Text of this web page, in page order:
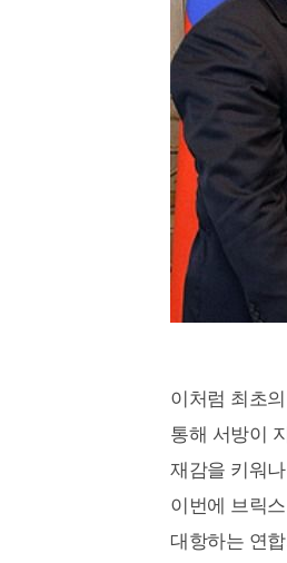
이처럼 최초
통해 서방이
재감을 키워
이번에 브릭
대항하는 연